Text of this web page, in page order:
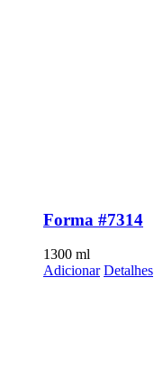
Forma #7314
1300 ml
Adicionar Detalhes